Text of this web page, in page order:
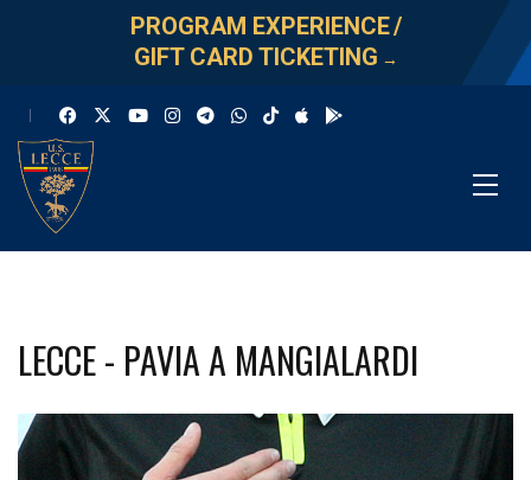
PROGRAM EXPERIENCE/
GIFT CARD TICKETING →
LECCE - PAVIA A MANGIALARDI